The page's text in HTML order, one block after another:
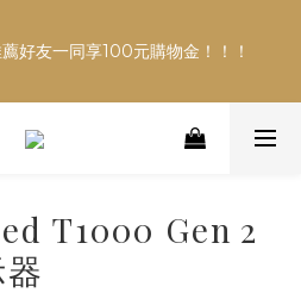
，以避免空等。
好友一同享100元購物金！！！
量恐不即時，購買前可與小編確
T1000 Gen 2